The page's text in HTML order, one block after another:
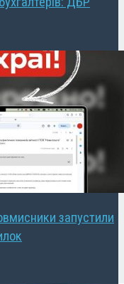
запустили